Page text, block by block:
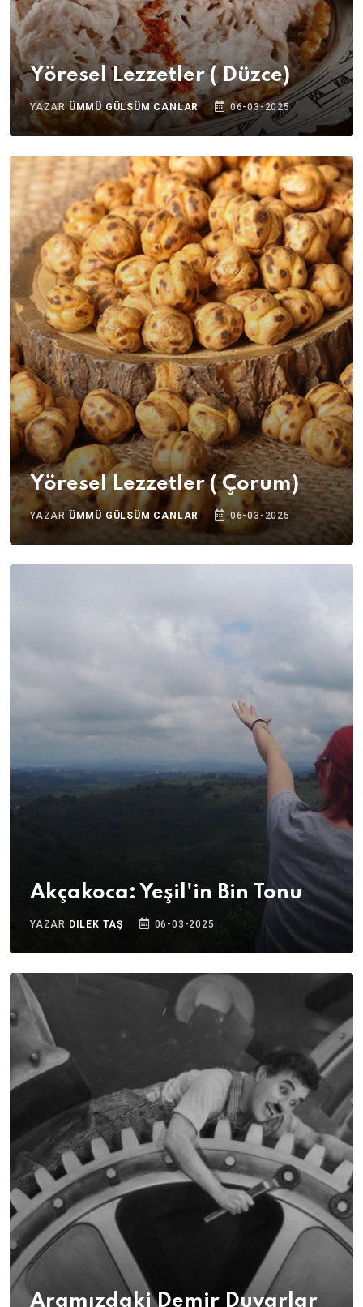
Yöresel Lezzetler ( Düzce)
YAZARÜMMÜ GÜLSÜM CANLAR 06-03-2025
Yöresel Lezzetler ( Çorum)
YAZAR ÜMMÜ GÜLSÜM CANLAR 06-03-2025
Akçakoca: Yeşil'in Bin Tonu
YAZAR DILEK TAŞ 06-03-2025
Aramızdaki Demir Duvarlar